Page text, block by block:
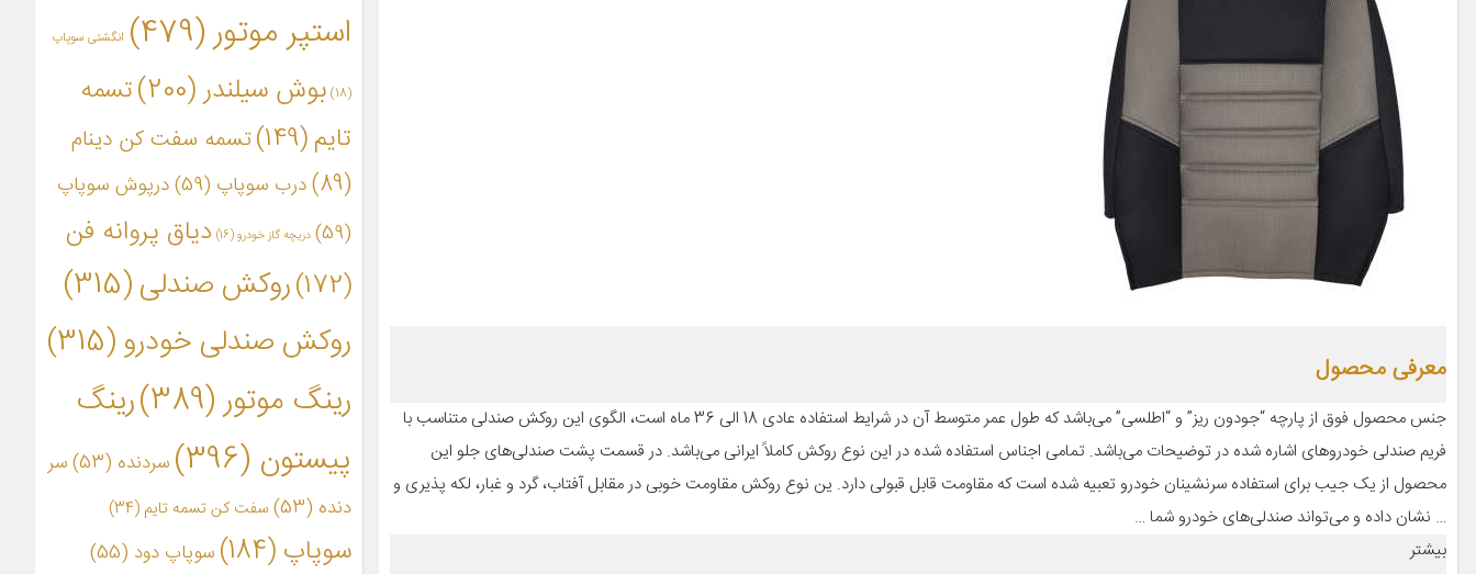
معرفی محصول
جنس محصول فوق از پارچه “جودون ریز” و “اطلسی” می‌باشد که طول عمر متوسط آن در شرایط استفاده عادی 18 الی 36 ماه است، الگوی این روکش صندلی متناسب با
فریم صندلی خودروهای اشاره شده در توضیحات می‌باشد. تمامی اجناس استفاده شده در این نوع روکش کاملاً ایرانی می‌باشد. در قسمت پشت صندلی‌های جلو این
محصول از یک جیب برای استفاده سرنشینان خودرو تعبیه شده است که مقاومت قابل قبولی دارد. ین نوع روکش مقاومت خوبی در مقابل آفتاب، گرد و غبار، لکه پذیری و
… نشان داده و می‌تواند صندلی‌های خودرو شما …
بیشتر
استپر موتور(479) انگشتی سوپاپ
(18) بوش سیلندر (200)
تسمه
تایم(149)
تسمه سفت کن دینام
(89)
درب سوپاپ (59)
درپوش سوپاپ
(59)
دریچه گاز خودرو(16)
دیاق پروانه فن
(172)
روکش صندلی(315)
روکش صندلی خودرو(315)
رینگ موتور(389)
رینگ
پیستون (396) سردنده (53)
سر
دنده (53) سفت کن تسمه تایم (34)
سوپاپ (184) سوپاپ دود (55)